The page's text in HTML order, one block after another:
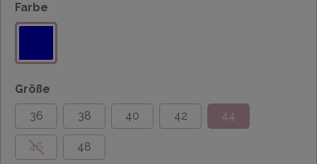
Farbe
Größe
36
38 40 42 44
46 48